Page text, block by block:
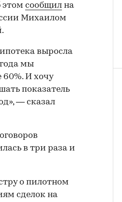
этом сообщил на
Михаилом
выросла
мы
60%. И хочу
показатель
— сказал
в три раза и
о пилотном
сделок на